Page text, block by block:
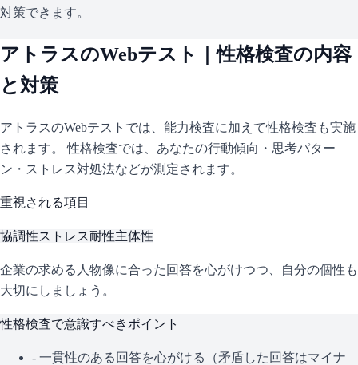
対策できます。
アトラスのWebテスト｜性格検査の内容
と対策
アトラスのWebテストでは、能力検査に加えて性格検査も実施
されます。 性格検査では、あなたの行動傾向・思考パター
ン・ストレス対処法などが測定されます。
重視される項目
協調性ストレス耐性主体性
企業の求める人物像に合った回答を心がけつつ、自分の個性も
大切にしましょう。
性格検査で意識すべきポイント
- 一貫性のある回答を心がける（矛盾した回答はマイナ